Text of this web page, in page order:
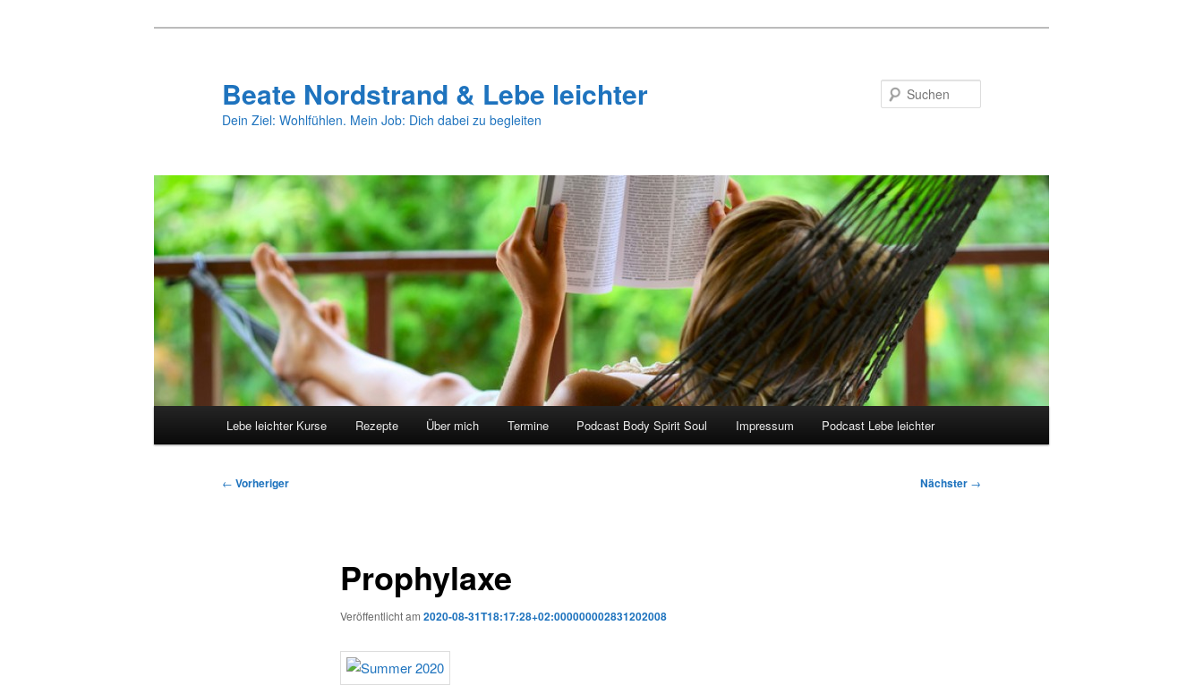
Beate Nordstrand & Lebe leichter
Dein Ziel: Wohlfühlen. Mein Job: Dich dabei zu begleiten
Lebe leichter Kurse Rezepte Über mich Termine Podcast Body Spirit Soul Impressum Podcast Lebe leichter
Beitragsnavigation
← Vorheriger Nächster →
Prophylaxe
Veröffentlicht am 2020-08-31T18:17:28+02:000000002831202008